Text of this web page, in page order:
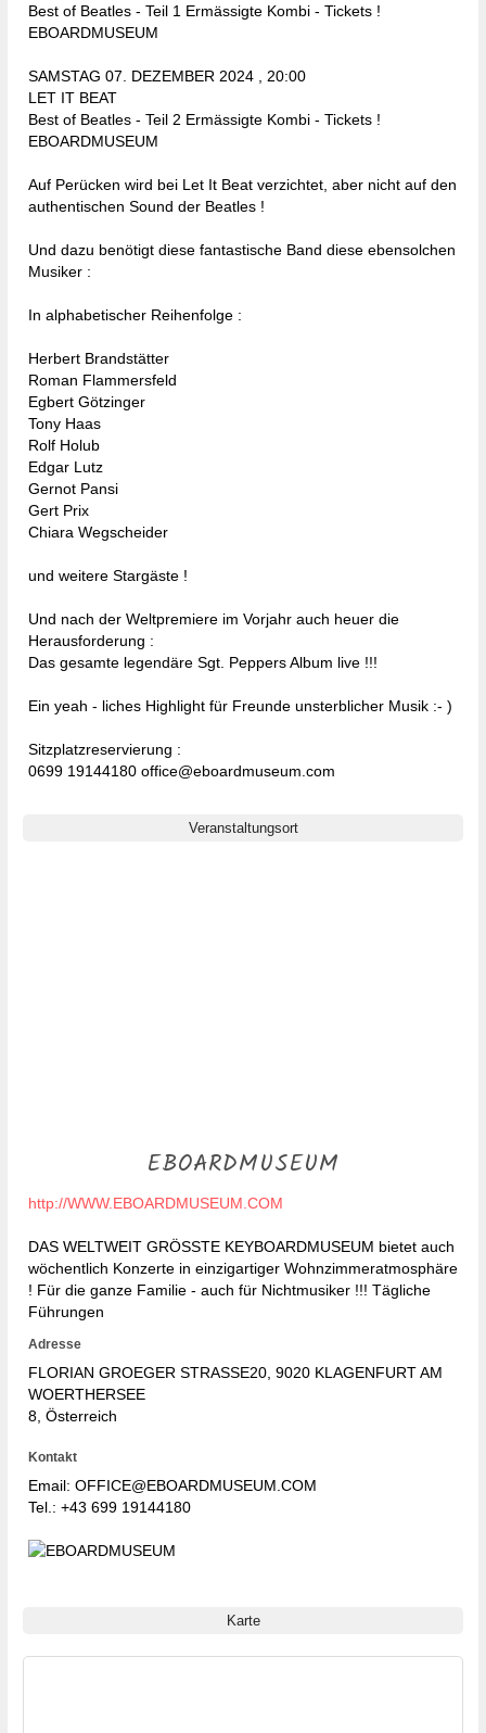
Best of Beatles - Teil 1 Ermässigte Kombi - Tickets !
EBOARDMUSEUM
SAMSTAG 07. DEZEMBER 2024 , 20:00
LET IT BEAT
Best of Beatles - Teil 2 Ermässigte Kombi - Tickets !
EBOARDMUSEUM
Auf Perücken wird bei Let It Beat verzichtet, aber nicht auf den
authentischen Sound der Beatles !
Und dazu benötigt diese fantastische Band diese ebensolchen
Musiker :
In alphabetischer Reihenfolge :
Herbert Brandstätter
Roman Flammersfeld
Egbert Götzinger
Tony Haas
Rolf Holub
Edgar Lutz
Gernot Pansi
Gert Prix
Chiara Wegscheider
und weitere Stargäste !
Und nach der Weltpremiere im Vorjahr auch heuer die
Herausforderung :
Das gesamte legendäre Sgt. Peppers Album live !!!
Ein yeah - liches Highlight für Freunde unsterblicher Musik :- )
Sitzplatzreservierung :
0699 19144180 office@eboardmuseum.com
Veranstaltungsort
EBOARDMUSEUM
http://WWW.EBOARDMUSEUM.COM
DAS WELTWEIT GRÖSSTE KEYBOARDMUSEUM bietet auch
wöchentlich Konzerte in einzigartiger Wohnzimmeratmosphäre
! Für die ganze Familie - auch für Nichtmusiker !!! Tägliche
Führungen
Adresse
FLORIAN GROEGER STRASSE20 , 9020 KLAGENFURT AM
WOERTHERSEE
8, Österreich
Kontakt
Email: OFFICE@EBOARDMUSEUM.COM
Tel.: +43 699 19144180
Karte